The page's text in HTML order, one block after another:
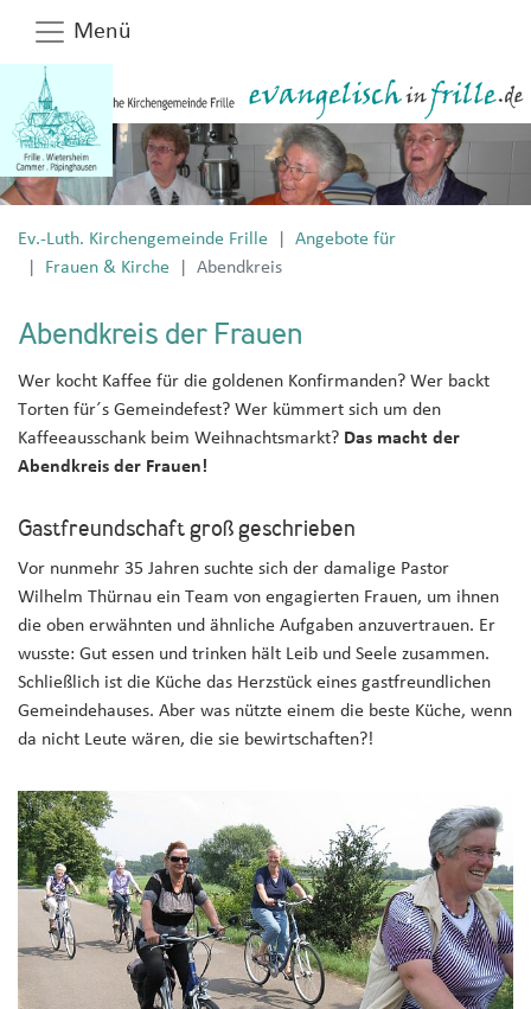
Menü
Ev.-Luth. Kirchengemeinde Frille
Angebote für
Frauen & Kirche
Abendkreis
Abendkreis der Frauen
Wer kocht Kaffee für die goldenen Konfirmanden? Wer backt
Torten für´s Gemeindefest? Wer kümmert sich um den
Kaffeeausschank beim Weihnachtsmarkt? Das macht der
Abendkreis der Frauen!
Gastfreundschaft groß geschrieben
Vor nunmehr 35 Jahren suchte sich der damalige Pastor
Wilhelm Thürnau ein Team von engagierten Frauen, um ihnen
die oben erwähnten und ähnliche Aufgaben anzuvertrauen. Er
wusste: Gut essen und trinken hält Leib und Seele zusammen.
Schließlich ist die Küche das Herzstück eines gastfreundlichen
Gemeindehauses. Aber was nützte einem die beste Küche, wenn
da nicht Leute wären, die sie bewirtschaften?!